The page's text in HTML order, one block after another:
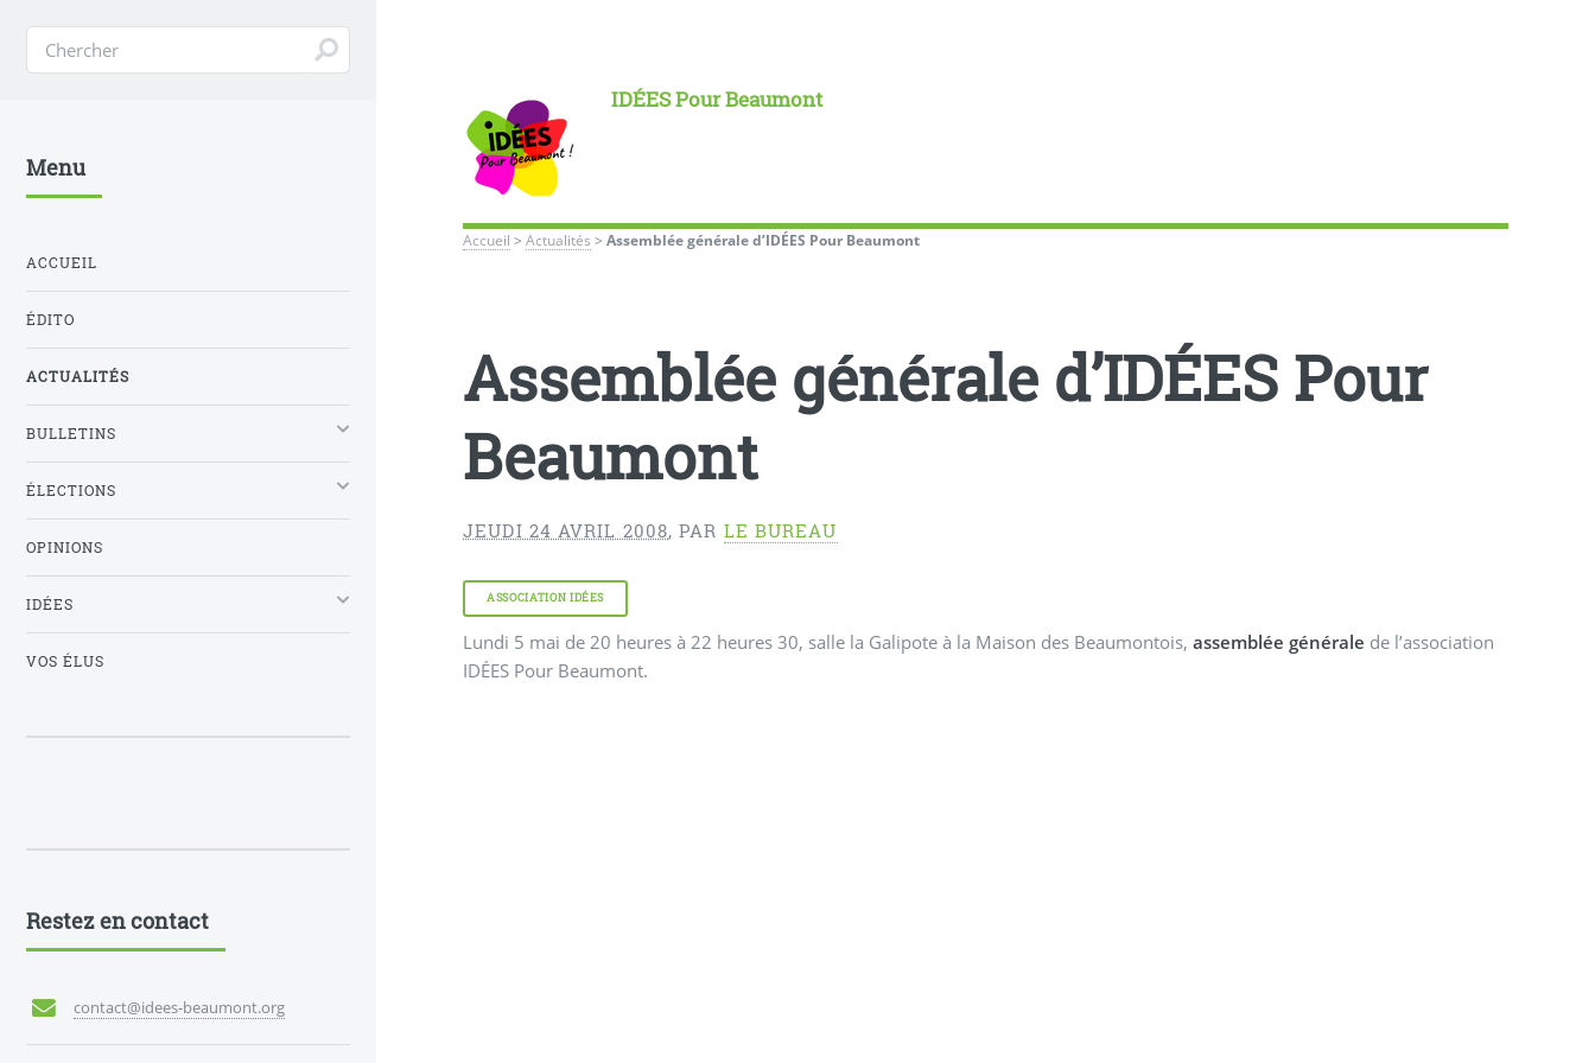
IDÉES Pour Beaumont
Accueil >Actualités >Assemblée générale d’IDÉES Pour Beaumont
Assemblée générale d’IDÉES Pour
Beaumont
JEUDI 24 AVRIL 2008,PAR LE BUREAU
ASSOCIATION IDÉES
Lundi 5 mai de 20 heures à 22 heures 30, salle la Galipote à la Maison des Beaumontois,assemblée générale de l’association
IDÉES Pour Beaumont.
Menu
ACCUEIL
ÉDITO
ACTUALITÉS
BULLETINS
ÉLECTIONS
OPINIONS
IDÉES
VOS ÉLUS
Restez en contact
contact@idees-beaumont.org